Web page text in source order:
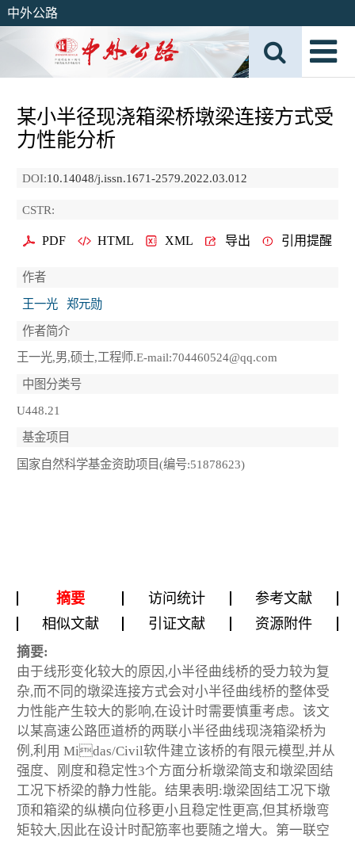
中外公路
某小半径现浇箱梁桥墩梁连接方式受
力性能分析
DOI:10.14048/j.issn.1671-2579.2022.03.012
CSTR:
PDF HTML XML 导出 引用提醒
作者
王一光
郑元勋
作者简介
王一光,男,硕士,工程师.E-mail:704460524@qq.com
中图分类号
U448.21
基金项目
国家自然科学基金资助项目(编号:51878623)
摘要 访问统计
参考文献
相似文献
引证文献 资源附件
摘要:
由于线形变化较大的原因,小半径曲线桥的受力较为复
杂,而不同的墩梁连接方式会对小半径曲线桥的整体受
力性能产生较大的影响,在设计时需要慎重考虑。该文
以某高速公路匝道桥的两联小半径曲线现浇箱梁桥为
例,利用 Midas/Civil软件建立该桥的有限元模型,并从
强度、刚度和稳定性3个方面分析墩梁简支和墩梁固结
工况下桥梁的静力性能。结果表明:墩梁固结工况下墩
顶和箱梁的纵横向位移更小且稳定性更高,但其桥墩弯
矩较大,因此在设计时配筋率也要随之增大。第一联空